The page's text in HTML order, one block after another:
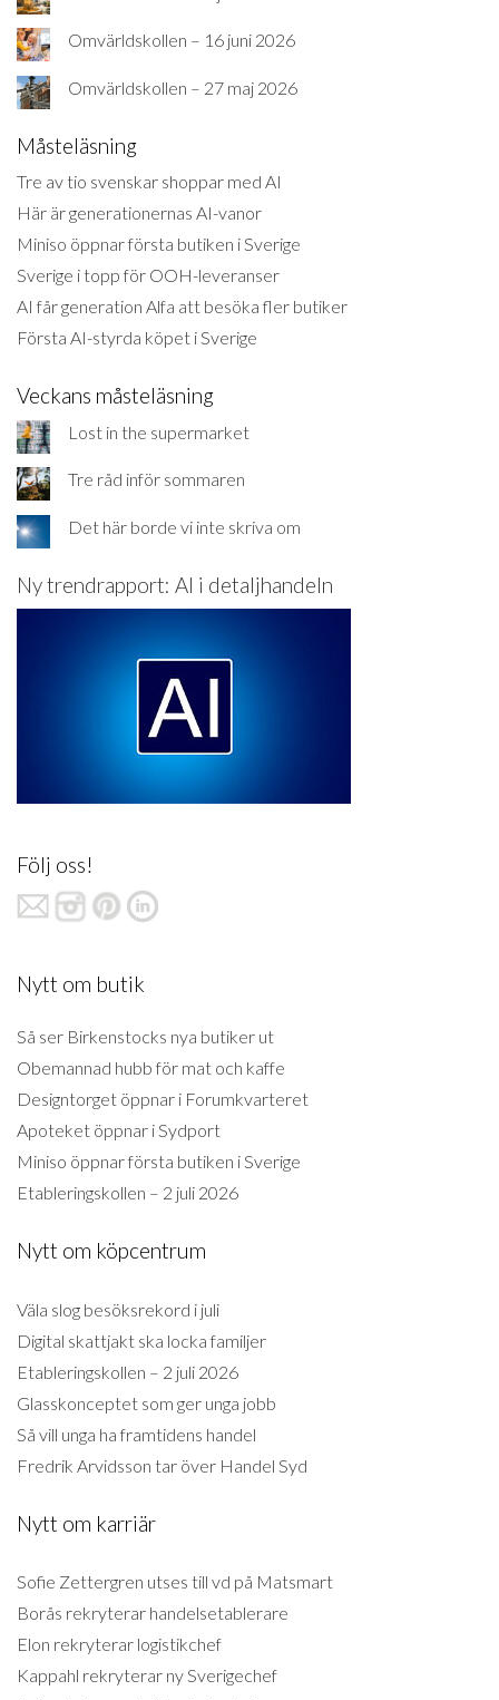
Omvärldskollen – 16 juni 2026
Omvärldskollen – 27 maj 2026
Måsteläsning
Tre av tio svenskar shoppar med AI
Här är generationernas AI-vanor
Miniso öppnar första butiken i Sverige
Sverige i topp för OOH-leveranser
AI får generation Alfa att besöka fler butiker
Första AI-styrda köpet i Sverige
Veckans måsteläsning
Lost in the supermarket
Tre råd inför sommaren
Det här borde vi inte skriva om
Ny trendrapport: AI i detaljhandeln
Följ oss!
Nytt om butik
Så ser Birkenstocks nya butiker ut
Obemannad hubb för mat och kaffe
Designtorget öppnar i Forumkvarteret
Apoteket öppnar i Sydport
Miniso öppnar första butiken i Sverige
Etableringskollen – 2 juli 2026
Nytt om köpcentrum
Väla slog besöksrekord i juli
Digital skattjakt ska locka familjer
Etableringskollen – 2 juli 2026
Glasskonceptet som ger unga jobb
Så vill unga ha framtidens handel
Fredrik Arvidsson tar över Handel Syd
Nytt om karriär
Sofie Zettergren utses till vd på Matsmart
Borås rekryterar handelsetablerare
Elon rekryterar logistikchef
Kappahl rekryterar ny Sverigechef